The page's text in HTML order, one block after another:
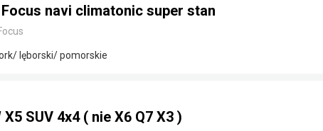
navi climatonic super stan
lęborski/ pomorskie
X5 SUV 4x4 ( nie X6 Q7 X3 )